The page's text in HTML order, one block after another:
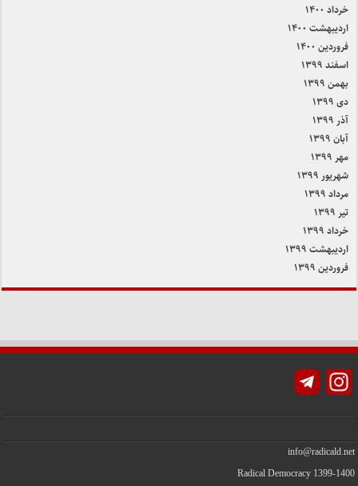
خرداد ۱۴۰۰
اردیبهشت ۱۴۰۰
فروردین ۱۴۰۰
اسفند ۱۳۹۹
بهمن ۱۳۹۹
دی ۱۳۹۹
آذر ۱۳۹۹
آبان ۱۳۹۹
مهر ۱۳۹۹
شهریور ۱۳۹۹
مرداد ۱۳۹۹
تیر ۱۳۹۹
خرداد ۱۳۹۹
اردیبهشت ۱۳۹۹
فروردین ۱۳۹۹
Instagram
info@radicald.net
Radical Democracy 1399-1400